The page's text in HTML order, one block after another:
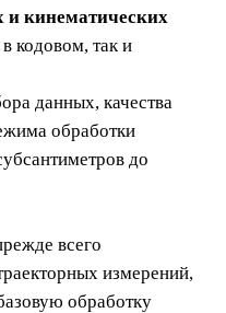
и кинематических
кодовом, так и
данных, качества
обработки
до
всего
измерений,
обработку